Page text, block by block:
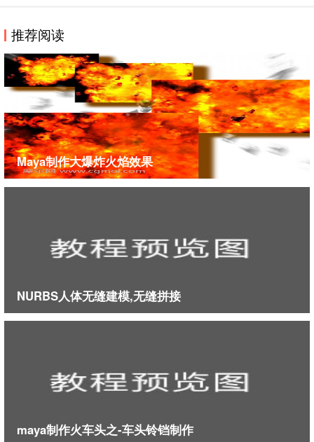
单,显示CV即可
第20招 自定义图象分辨率
MAYA有默认的一些分辨率,如果你想让软件自己能
默认中添加自己想要的分辨率,可以在安装的位置下,找
MAYASCRIPTSPTHERS下找到
IMAGEFORMATS.MEL文件,这个文件就记载着分辨
率信息,可以自己添加.然后在软件中就可以看到自
己设定的分辨率
第21招 将Outliner分成两个
择就省事多了.
在渲染工具按钮后有个选择框,输入相应名称和统
配符*可以迅速找到匹配的物体.例如ikHandle*
第24招 userPrefs.mel与MAYA运行速度
MAYA软件应该是很稳定的,如果出现速度很慢,无
查一下userPrefs.mel文件,该文件的位置在我的文档
推荐阅读
Maya制作大爆炸火焰效果
NURBS人体无缝建模,无缝拼接
maya制作火车头之-车头铃铛制作